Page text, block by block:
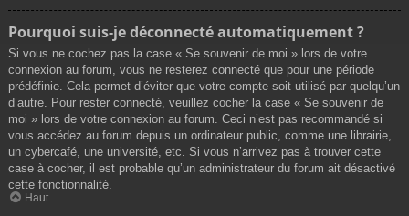
Pourquoi suis-je déconnecté automatiquement ?
Si vous ne cochez pas la case « Se souvenir de moi » lors de votre
connexion au forum, vous ne resterez connecté que pour une période
prédéfinie. Cela permet d’éviter que votre compte soit utilisé par quelqu’un
d’autre. Pour rester connecté, veuillez cocher la case « Se souvenir de
moi » lors de votre connexion au forum. Ceci n’est pas recommandé si
vous accédez au forum depuis un ordinateur public, comme une librairie,
un cybercafé, une université, etc. Si vous n’arrivez pas à trouver cette
case à cocher, il est probable qu’un administrateur du forum ait désactivé
cette fonctionnalité.
Haut